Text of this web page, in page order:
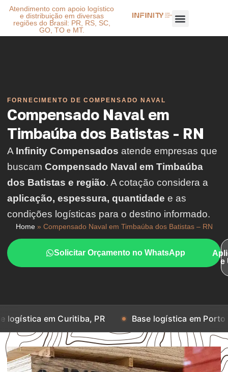
Atendimento com apoio logístico
e distribuição em diversas
regiões do Brasil: PR, RS, SC,
GO, TO e MT.
FORNECIMENTO DE COMPENSADO NAVAL
Compensado Naval em
Timbaúba dos Batistas - RN
A Infinity Compensados atende empresas que
buscam Compensado Naval em Timbaúba
dos Batistas e região. A cotação considera a
aplicação, espessura, quantidade e as
condições logísticas para o destino informado.
Home» Compensado Naval em Timbaúba dos Batistas – RN
Solicitar Orçamento no WhatsApp
e
Curitiba, PR Base logística em Porto Alegre, RS